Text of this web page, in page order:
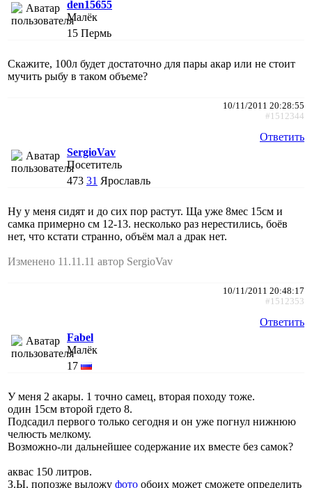
den15655
Малёк
15 Пермь
Скажите, 100л будет достаточно для пары акар или не стоит
мучить рыбу в таком объеме?
10/11/2011 20:28:55
#1512344
Ответить
SergioVav
Посетитель
473 31 Ярославль
Ну у меня сидят и до сих пор растут. Ща уже 8мес 15см и
самка примерно см 12-13. несколько раз нерестились, боёв
нет, что кстати странно, объём мал а драк нет.
Изменено 11.11.11 автор SergioVav
10/11/2011 20:48:17
#1512353
Ответить
Fabel
Малёк
17
У меня 2 акары. 1 точно самец, вторая походу тоже.
один 15см второй гдето 8.
Подсадил первого только сегодня и он уже погнул нижнюю
челюсть мелкому.
Возможно-ли дальнейшее содержание их вместе без самок?
аквас 150 литров.
З.Ы. попозже выложу фото обоих может сможете определить